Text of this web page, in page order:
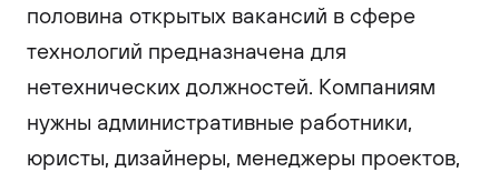
половина открытых вакансий в сфере
технологий предназначена для
нетехнических должностей. Компаниям
нужны административные работники,
юристы, дизайнеры, менеджеры проектов,